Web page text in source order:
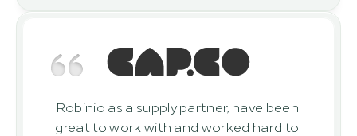
Robinio as a supply partner, have been
great to work with and worked hard to